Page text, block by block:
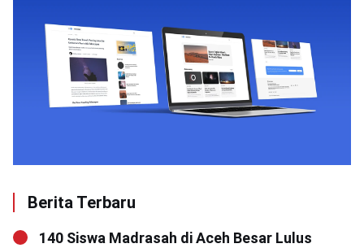
Berita Terbaru
140 Siswa Madrasah di Aceh Besar Lulus